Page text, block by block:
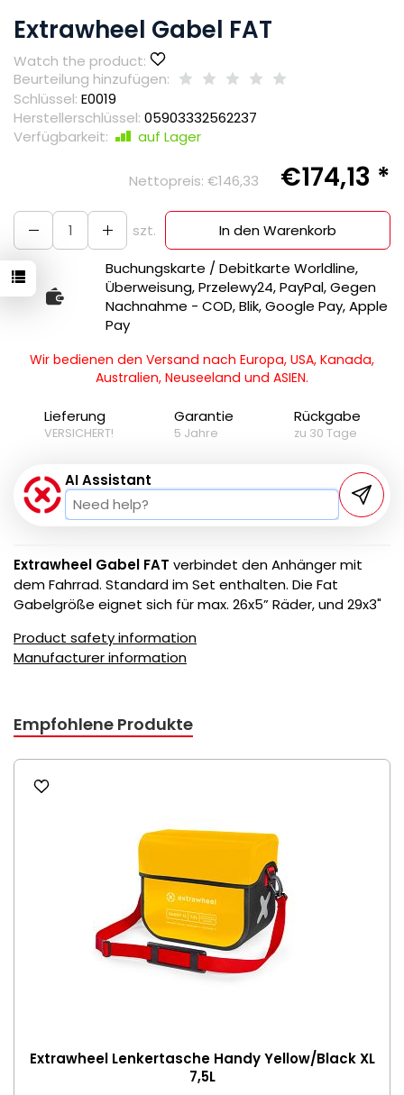
Extrawheel Gabel FAT
Watch the product:
Beurteilung hinzufügen:
Schlüssel: E0019
Herstellerschlüssel: 05903332562237
Verfügbarkeit:
auf Lager
Nettopreis: €146,33 €174,13 *
szt.
In den Warenkorb
Buchungskarte / Debitkarte Worldline,
Überweisung, Przelewy24, PayPal, Gegen
Nachnahme - COD, Blik, Google Pay, Apple
Pay
Wir bedienen den Versand nach Europa, USA, Kanada,
Australien, Neuseeland und ASIEN.
Lieferung
VERSICHERT!
Garantie
5 Jahre
Rückgabe
zu 30 Tage
AI Assistant
Extrawheel Gabel FAT verbindet den Anhänger mit
dem Fahrrad. Standard im Set enthalten. Die Fat
Gabelgröße eignet sich für max. 26x5” Räder, und 29x3"
Product safety information
Manufacturer information
Empfohlene Produkte
Extrawheel Lenkertasche Handy Yellow/Black XL
7,5L